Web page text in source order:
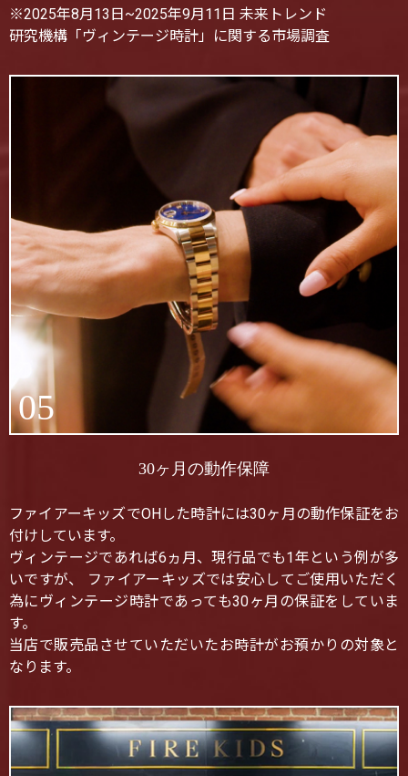
※2025年8月13日~2025年9月11日 未来トレンド
研究機構「ヴィンテージ時計」に関する市場調査
05
30ヶ月の動作保障
ファイアーキッズでOHした時計には30ヶ月の動作保証をお
付けしています。
ヴィンテージであれば6ヵ月、現行品でも1年という例が多
いですが、 ファイアーキッズでは安心してご使用いただく
為にヴィンテージ時計であっても30ヶ月の保証をしていま
す。
当店で販売品させていただいたお時計がお預かりの対象と
なります。